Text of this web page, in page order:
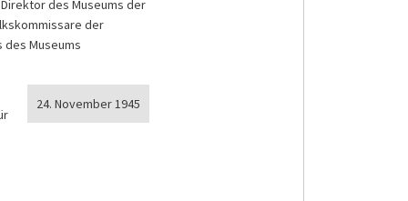
des Museums der
der
des Museums
24. November 1945